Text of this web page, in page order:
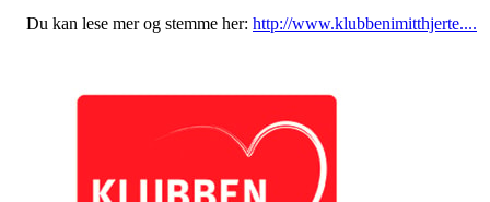
Du kan lese mer og stemme her: http://www.klubbenimitthjerte....